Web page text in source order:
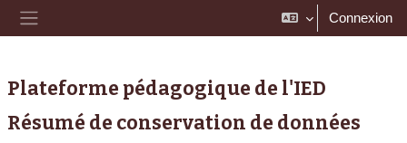
Passer au contenu principal
Panneau latéral
Connexion
Plateforme pédagogique de l'IED
Résumé de conservation de données